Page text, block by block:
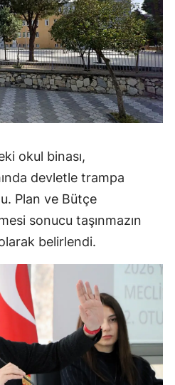
okul binası,
devletle trampa
Plan ve Bütçe
sonucu taşınmazın
belirlendi.